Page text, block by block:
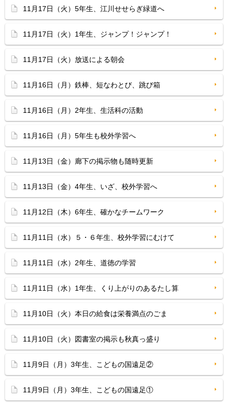
11月17日（火）5年生、江川せせらぎ緑道へ
11月17日（火）1年生、ジャンプ！ジャンプ！
11月17日（火）放送による朝会
11月16日（月）鉄棒、短なわとび、跳び箱
11月16日（月）2年生、生活科の活動
11月16日（月）5年生も校外学習へ
11月13日（金）廊下の掲示物も随時更新
11月13日（金）4年生、いざ、校外学習へ
11月12日（木）6年生、確かなチームワーク
11月11日（水）５・６年生、校外学習にむけて
11月11日（水）2年生、道徳の学習
11月11日（水）1年生、くり上がりのあるたし算
11月10日（火）本日の給食は栄養満点のごま
11月10日（火）図書室の掲示も秋真っ盛り
11月9日（月）3年生、こどもの国遠足②
11月9日（月）3年生、こどもの国遠足①